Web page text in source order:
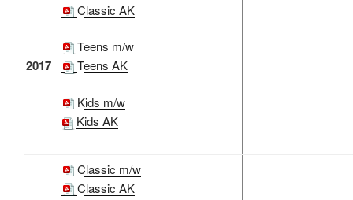
2017
Classic AK
Teens m/w
Teens AK
Kids m/w
Kids AK
Classic m/w
Classic AK